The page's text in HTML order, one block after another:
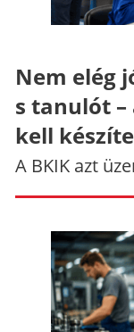
Nem elég
s tanulót
kell
A BKIK azt